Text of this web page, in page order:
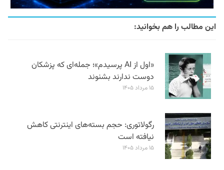
این مطالب را هم بخوانید:
«اول از AI پرسیدم»؛ جمله‌ای که پزشکان
دوست ندارند بشنوند
۱۵ مرداد ۱۴۰۵
رگولاتوری: حجم بسته‌های اینترنتی کاهش
نیافته است
۱۵ مرداد ۱۴۰۵